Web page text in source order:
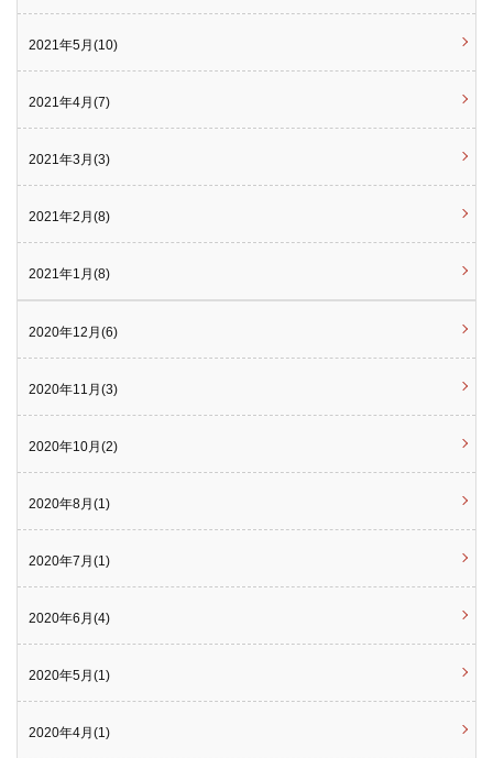
2021年5月(10)
2021年4月(7)
2021年3月(3)
2021年2月(8)
2021年1月(8)
2020年12月(6)
2020年11月(3)
2020年10月(2)
2020年8月(1)
2020年7月(1)
2020年6月(4)
2020年5月(1)
2020年4月(1)